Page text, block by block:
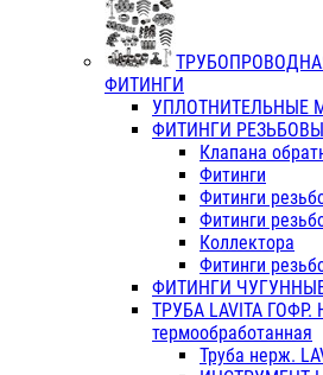
ФИТИНГИ
УПЛОТНИТЕЛЬНЫЕ
ФИТИНГИ
Клапана
Фитинги
Фитинги
Фитинги
Коллектора
Фитинги
ФИТИНГИ
ТРУБА LAVITA
термообработанная
Труба нерж.